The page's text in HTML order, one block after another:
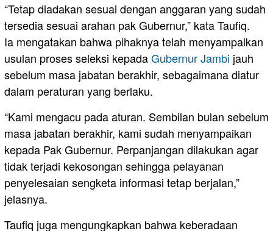
“Tetap diadakan sesuai dengan anggaran yang sudah
tersedia sesuai arahan pak Gubernur,” kata Taufiq.
Ia mengatakan bahwa pihaknya telah menyampaikan
usulan proses seleksi kepadaGubernur Jambi jauh
sebelum masa jabatan berakhir, sebagaimana diatur
dalam peraturan yang berlaku.
“Kami mengacu pada aturan. Sembilan bulan sebelum
masa jabatan berakhir, kami sudah menyampaikan
kepada Pak Gubernur. Perpanjangan dilakukan agar
tidak terjadi kekosongan sehingga pelayanan
penyelesaian sengketa informasi tetap berjalan,”
jelasnya.
Taufiq juga mengungkapkan bahwa keberadaan